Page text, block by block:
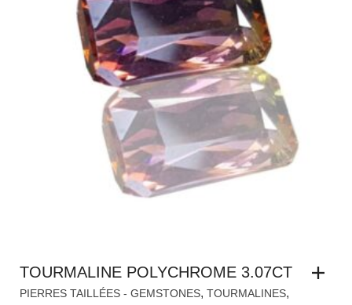
TOURMALINE POLYCHROME 3.07CT
PIERRES TAILLÉES - GEMSTONES, TOURMALINES,